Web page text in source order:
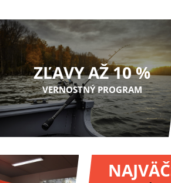
ZĽAVY AŽ 10 %
VERNOSTNÝ PROGRAM